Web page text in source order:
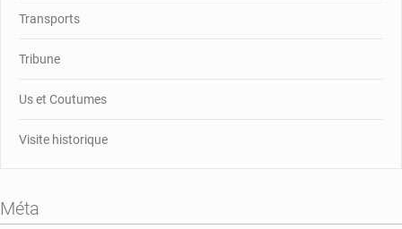
Transports
Tribune
Us et Coutumes
Visite historique
Méta